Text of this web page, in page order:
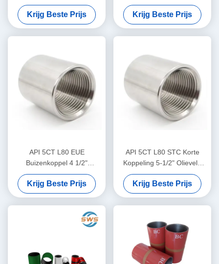
behuizing en buizen
Krijg Beste Prijs
Aardgas Opvangleiding
Connector
Krijg Beste Prijs
API 5CT L80 EUE
Buizenkoppel 4 1/2"
Naadloze stalen
buizenkoppel voor olie- en
gasproductie, gebruikt voor
buisverbinding op
middelgrote diepte voor olie-
en gasproductie en
Krijg Beste Prijs
API 5CT L80 STC Korte
Koppeling 5-1/2" Olieveld
Aardgas Opvangleiding
Connector
Krijg Beste Prijs